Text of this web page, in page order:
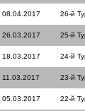
08.04.2017 26-й
26.03.2017 25-й
18.03.2017 24-й
11.03.2017 23-й
05.03.2017 22-й